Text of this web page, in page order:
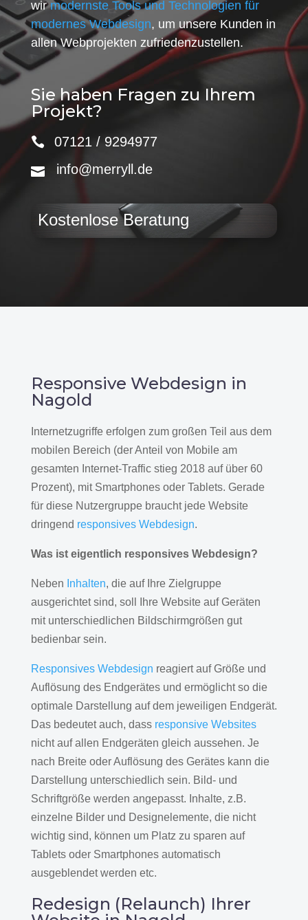
wirmodernste Tools und Technologien für
modernes Webdesign, um unsere Kunden in
allen Webprojekten zufriedenzustellen.
Sie haben Fragen zu Ihrem
Projekt?
07121 / 9294977
info@merryll.de
Kostenlose Beratung
Responsive Webdesign in
Nagold
Internetzugriffe erfolgen zum großen Teil aus dem
mobilen Bereich (der Anteil von Mobile am
gesamten Internet-Traffic stieg 2018 auf über 60
Prozent), mit Smartphones oder Tablets. Gerade
für diese Nutzergruppe braucht jede Website
dringend responsives Webdesign.
Was ist eigentlich responsives Webdesign?
Neben Inhalten, die auf Ihre Zielgruppe
ausgerichtet sind, soll Ihre Website auf Geräten
mit unterschiedlichen Bildschirmgrößen gut
bedienbar sein.
Responsives Webdesign reagiert auf Größe und
Auflösung des Endgerätes und ermöglicht so die
optimale Darstellung auf dem jeweiligen Endgerät.
Das bedeutet auch, dass responsive Websites
nicht auf allen Endgeräten gleich aussehen. Je
nach Breite oder Auflösung des Gerätes kann die
Darstellung unterschiedlich sein. Bild- und
Schriftgröße werden angepasst. Inhalte, z.B.
einzelne Bilder und Designelemente, die nicht
wichtig sind, können um Platz zu sparen auf
Tablets oder Smartphones automatisch
ausgeblendet werden etc.
Redesign (Relaunch) Ihrer